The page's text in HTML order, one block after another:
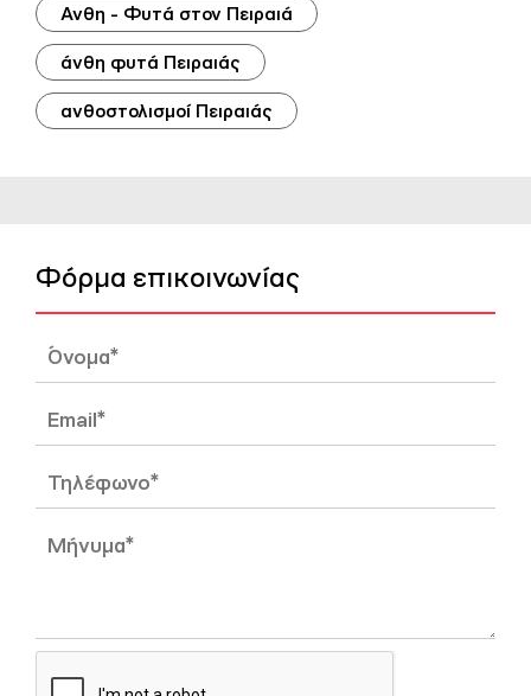
Ανθη - Φυτά στον Πειραιά
άνθη φυτά Πειραιάς
ανθοστολισμοί Πειραιάς
Φόρμα επικοινωνίας